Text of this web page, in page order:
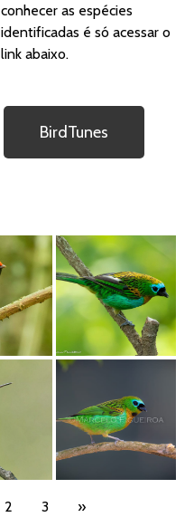
conhecer as espécies
identificadas é só acessar o
link abaixo.
BirdTunes
2 3 »